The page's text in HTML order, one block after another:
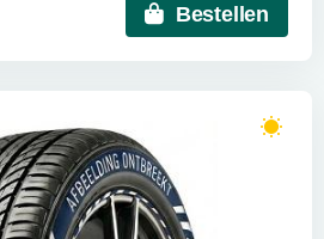
Bestellen